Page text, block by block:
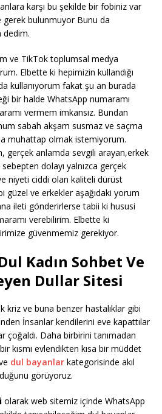
karşı bu şekilde bir fobiniz var
bulunmuyor Bunu da
dedim.
ve TikTok toplumsal medya
Elbette ki hepimizin kullandığı
kullanıyorum fakat şu an burada
bir halde WhatsApp numaramı
vermem imkansız. Bundan
sabah akşam susmaz ve saçma
muhattap olmak istemiyorum.
gerçek anlamda sevgili arayan,erkek
dolayı yalnızca gerçek
niyeti ciddi olan kaliteli dürüst
güzel ve erkekler aşağıdaki yorum
ileti gönderirlerse tabii ki hususi
verebilirim. Elbette ki
güvenmemiz gerekiyor.
Kadın Sohbet Ve
Dullar Sitesi
kriz ve buna benzer hastalıklar gibi
İnsanlar kendilerini eve kapattılar
Daha birbirini tanımadan
kısmı evlendikten kısa bir müddet
dul bayanlar kategorisinde akıl
görüyoruz.
olarak web sitemiz içinde WhatsApp